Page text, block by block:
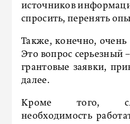
источников
спросить, перенять
Также, конечно,
Это вопрос серьезный
грантовые заявки,
далее.
Кроме того,
необходимость